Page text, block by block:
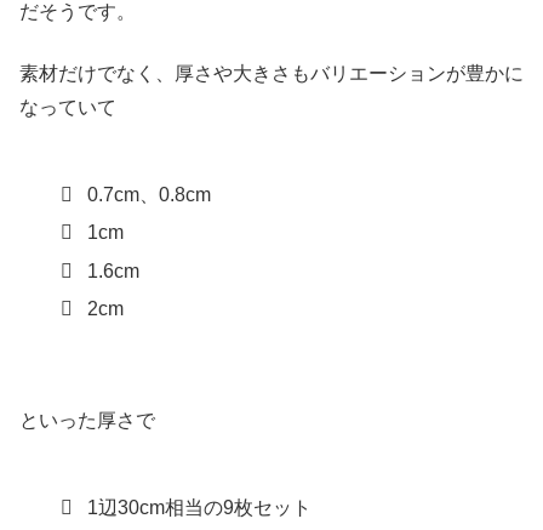
だそうです。
素材だけでなく、厚さや大きさもバリエーションが豊かに
なっていて
0.7cm、0.8cm
1cm
1.6cm
2cm
といった厚さで
1辺30cm相当の9枚セット